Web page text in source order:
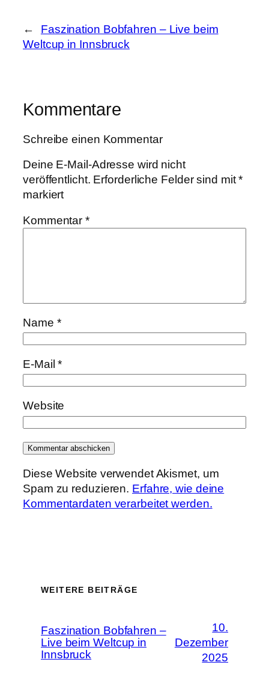
←
Faszination Bobfahren – Live beim
Weltcup in Innsbruck
Kommentare
Schreibe einen Kommentar
Deine E-Mail-Adresse wird nicht
veröffentlicht. Erforderliche Felder sind mit*
markiert
Kommentar*
Name *
E-Mail*
Website
Diese Website verwendet Akismet, um
Spam zu reduzieren. Erfahre, wie deine
Kommentardaten verarbeitet werden.
WEITERE BEITRÄGE
Faszination Bobfahren –
Live beim Weltcup in
Innsbruck
10.
Dezember
2025